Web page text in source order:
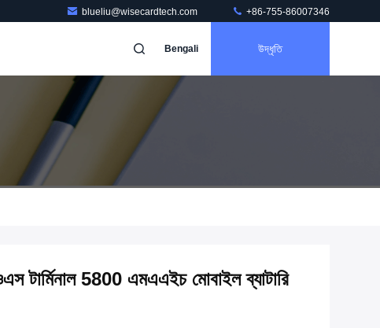
blueliu@wisecardtech.com +86-755-86007346
Bengali উদ্ধৃতি
টার্মিনাল 5800 এমএএইচ মোবাইল ব্যাটারি